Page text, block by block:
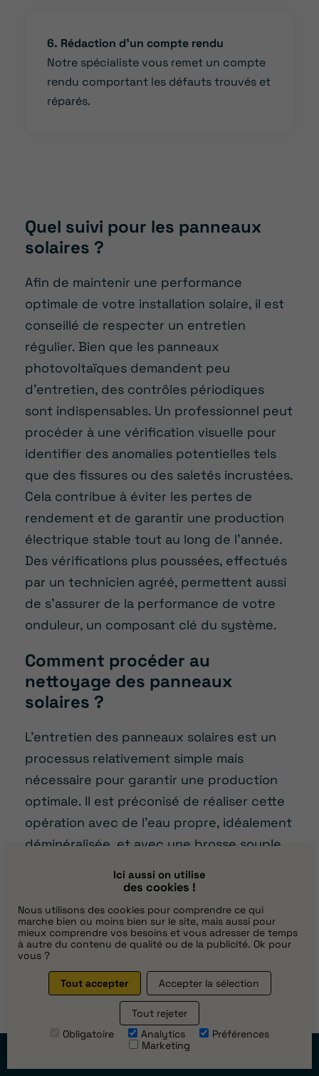
Ici aussi on utilise
des cookies !
Nous utilisons des cookies pour comprendre ce qui
marche bien ou moins bien sur le site, mais aussi pour
mieux comprendre vos besoins et vous adresser de temps
à autre du contenu de qualité ou de la publicité. Ok pour
vous ?
Tout accepter Accepter la sélection
Tout rejeter
Obligatoire
Analytics
Préférences
Marketing
rendez-vous
6. Rédaction d’un compte rendu
Notre spécialiste vous remet un compte
rendu comportant les défauts trouvés et
réparés.
Quel suivi pour les panneaux
solaires ?
Afin de maintenir une performance
optimale de votre installation solaire, il est
conseillé de respecter un entretien
régulier. Bien que les panneaux
photovoltaïques demandent peu
d’entretien, des contrôles périodiques
sont indispensables. Un professionnel peut
procéder à une vérification visuelle pour
identifier des anomalies potentielles tels
que des fissures ou des saletés incrustées.
Cela contribue à éviter les pertes de
rendement et de garantir une production
électrique stable tout au long de l’année.
Des vérifications plus poussées, effectués
par un technicien agréé, permettent aussi
de s’assurer de la performance de votre
onduleur, un composant clé du système.
Comment procéder au
nettoyage des panneaux
solaires ?
L’entretien des panneaux solaires est un
processus relativement simple mais
nécessaire pour garantir une production
optimale. Il est préconisé de réaliser cette
opération avec de l’eau propre, idéalement
déminéralisée, et avec une brosse souple
est important d’éviter tout produit
chimique qui pourraient endommager la
surface des panneaux. Le lavage doit être
réalisé aux premières heures de la matinée
ou en soirée, lorsque les panneaux sont
froids, afin de éviter les chocs thermiques.
Si votre installation est située en hauteur
ou difficile d’accès, il est préférable de